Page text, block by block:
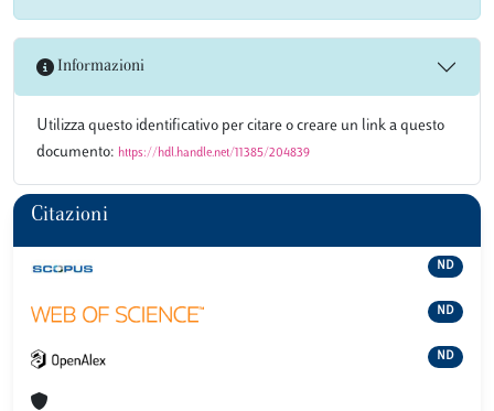
Informazioni
Utilizza questo identificativo per citare o creare un link a questo
documento: https://hdl.handle.net/11385/204839
Citazioni
ND
ND
ND